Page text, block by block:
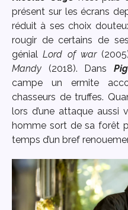
présent sur les écrans
réduit à ses choix
rougir de certains de
génialLord of war
Mandy (2018). Dans Pig
campe un ermite
chasseurs de truffes.
lors d’une attaque aussi
homme sort de sa forêt
temps d’un bref